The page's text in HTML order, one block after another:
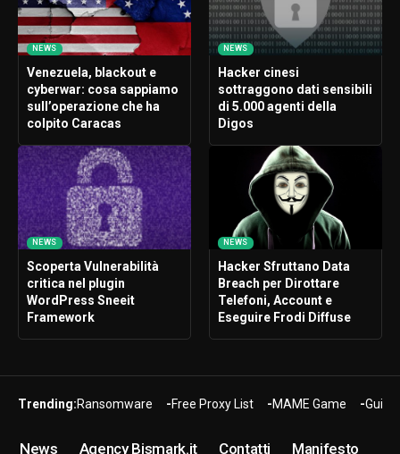
NEWS
Venezuela, blackout e
cyberwar: cosa sappiamo
sull’operazione che ha
colpito Caracas
NEWS
Hacker cinesi
sottraggono dati sensibili
di 5.000 agenti della
Digos
NEWS
Scoperta Vulnerabilità
critica nel plugin
WordPress Sneeit
Framework
NEWS
Hacker Sfruttano Data
Breach per Dirottare
Telefoni, Account e
Eseguire Frodi Diffuse
Trending:Ransomware Free Proxy List MAME Game Guide
News Agency Bismark.it Contatti Manifesto